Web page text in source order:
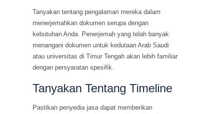
Tanyakan tentang pengalaman mereka dalam
menerjemahkan dokumen serupa dengan
kebutuhan Anda. Penerjemah yang telah banyak
menangani dokumen untuk kedutaan Arab Saudi
atau universitas di Timur Tengah akan lebih familiar
dengan persyaratan spesifik.
Tanyakan Tentang Timeline
Pastikan penyedia jasa dapat memberikan